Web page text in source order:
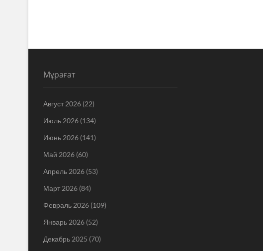
Мұрағат
Август 2026 (22)
Июль 2026 (134)
Июнь 2026 (141)
Май 2026 (60)
Апрель 2026 (53)
Март 2026 (84)
Февраль 2026 (109)
Январь 2026 (52)
Декабрь 2025 (70)